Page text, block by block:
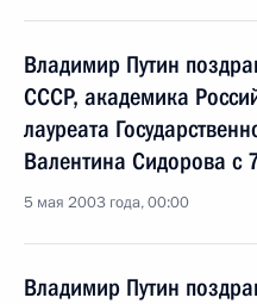
Владимир Путин
СССР, академика
лауреата
Валентина Сидорова с
5 мая 2003 года, 00:00
Владимир Путин